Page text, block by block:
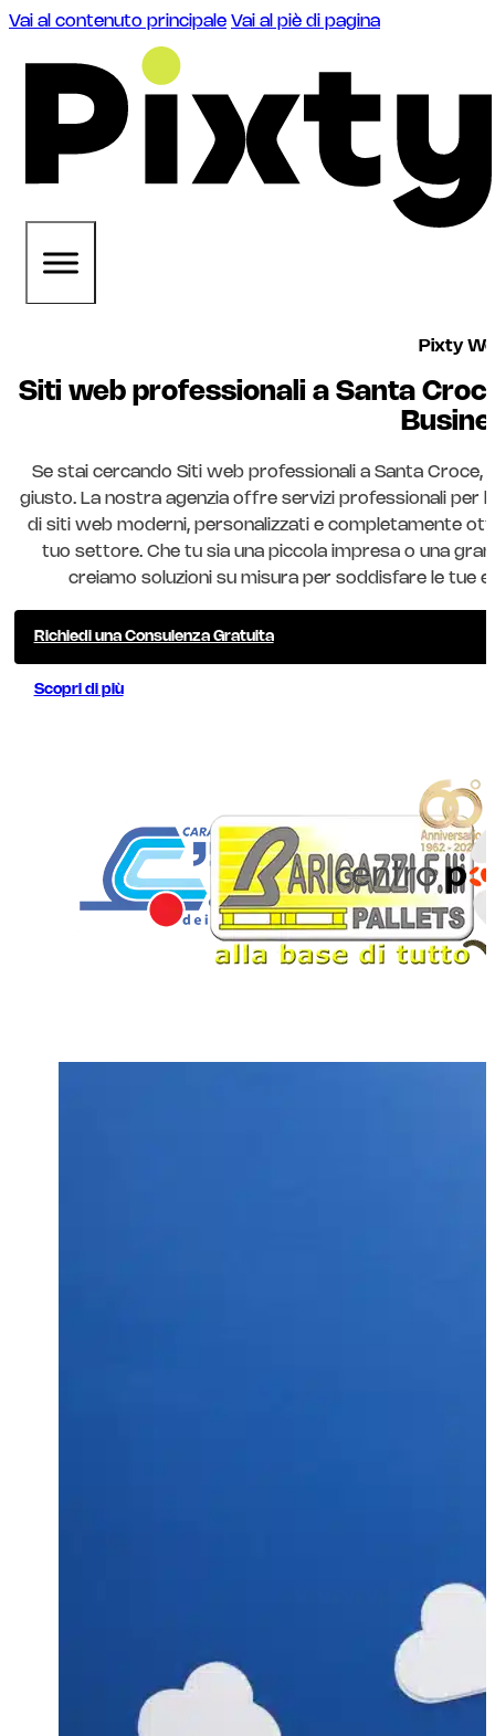
Vai al contenuto principale Vai al piè di pagina
Pixty
Siti web professionali a Santa
Se stai cercando Siti web professionali a Santa Croce,
giusto. La nostra agenzia offre servizi professionali per
di siti web moderni, personalizzati e completamente
tuo settore. Che tu sia una piccola impresa o una
creiamo soluzioni su misura per soddisfare le tue
Richiedi una Consulenza Gratuita
Scopri di più